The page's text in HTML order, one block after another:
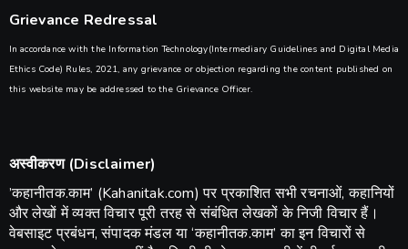
Grievance Redressal
In accordance with the Information Technology(Intermediary Guidelines and Digital Media
Ethics Code) Rules, 2021, any grievance or objection regarding the content published on
this website may be addressed to the Grievance Officer.
अस्वीकरण (Disclaimer)
​’कहानीतक.काम’ (Kahanitak.com) पर प्रकाशित सभी रचनाओं, कहानियों
और लेखों में व्यक्त विचार पूरी तरह से संबंधित लेखकों के निजी विचार हैं।
वेबसाइट प्रबंधन, संपादक मंडल या ‘कहानीतक.काम’ का इन विचारों से